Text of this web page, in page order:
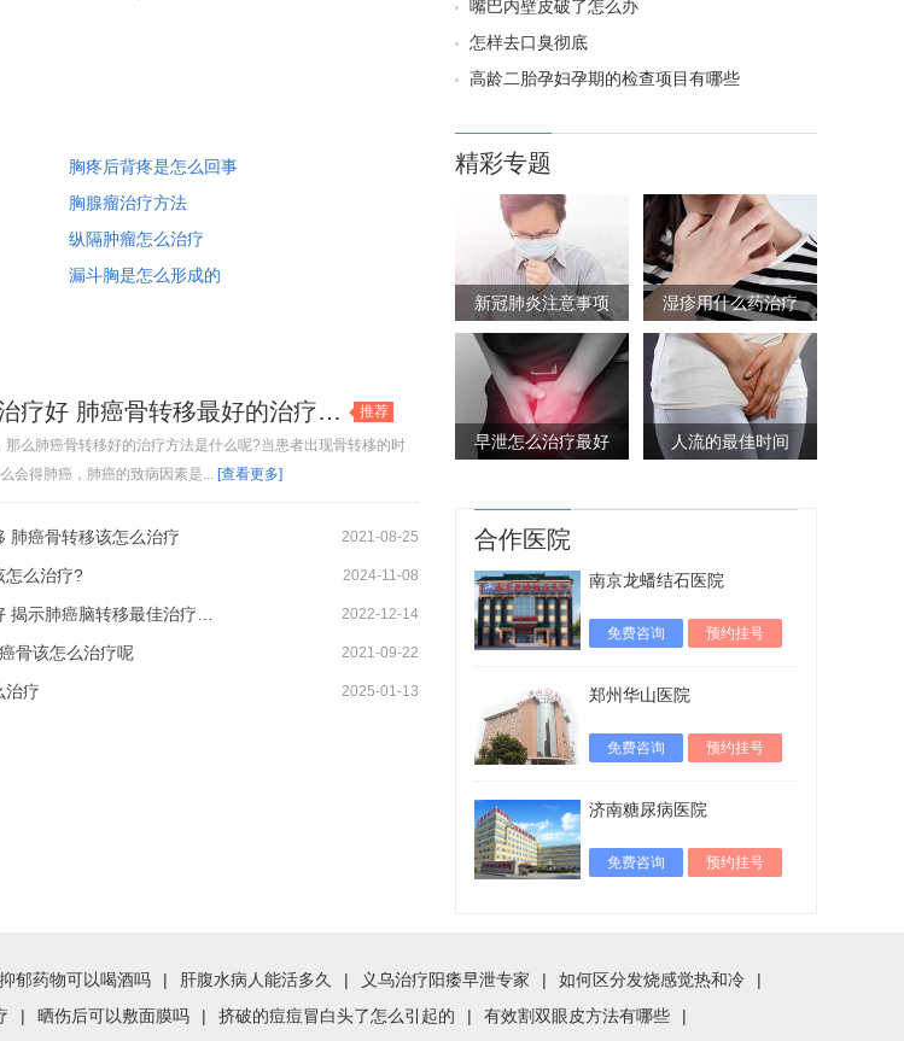
胸疼后背疼是怎么回事
胸腺瘤治疗方法
纵隔肿瘤怎么治疗
漏斗胸是怎么形成的
肺癌骨转移该怎么治疗好 肺癌骨转移最好的治疗方法
推荐
么肺癌骨转移好的治疗方法是什么呢?当患者出现骨转移的时
会得肺癌，肺癌的致病因素是... [查看更多]
肺癌骨转移该怎么治疗 2021-08-25
怎么治疗? 2024-11-08
2022-12-14
骨该怎么治疗呢 2021-09-22
治疗 2025-01-13
嘴巴内壁皮破了怎么办
怎样去口臭彻底
高龄二胎孕妇孕期的检查项目有哪些
精彩专题
新冠肺炎注意事项 湿疹用什么药治疗
早泄怎么治疗最好 人流的最佳时间
合作医院
南京龙蟠结石医院
免费咨询 预约挂号
郑州华山医院
免费咨询 预约挂号
济南糖尿病医院
免费咨询 预约挂号
郁药物可以喝酒吗 | 肝腹水病人能活多久 | 义乌治疗阳痿早泄专家 | 如何区分发烧感觉热和冷
|
| 晒伤后可以敷面膜吗 | 挤破的痘痘冒白头了怎么引起的 | 有效割双眼皮方法有哪些 |